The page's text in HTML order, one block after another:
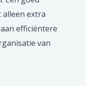
extra
efficiëntere
van